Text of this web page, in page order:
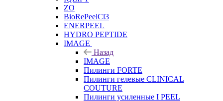
ZO
BioRePeelCl3
ENERPEEL
HYDRO PEPTIDE
IMAGE
Назад
IMAGE
Пилинги FORTE
Пилинги гелевые CLINICAL
COUTURE
Пилинги усиленные I PEEL